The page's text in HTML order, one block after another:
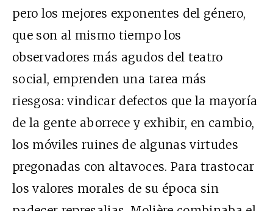
pero los mejores exponentes del género,
que son al mismo tiempo los
observadores más agudos del teatro
social, emprenden una tarea más
riesgosa: vindicar defectos que la mayoría
de la gente aborrece y exhibir, en cambio,
los móviles ruines de algunas virtudes
pregonadas con altavoces. Para trastocar
los valores morales de su época sin